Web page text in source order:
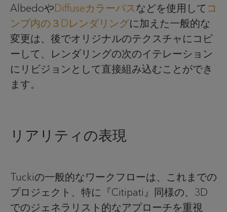
AlbedoやDiffuseカラーパスなどを使用して コ
ンプ内の３ Dレンダリングに加えた一般的な
変更は、後でオリジナルのテクスチャにコピ
ーして、レンダリングの次のイテレーション
にリビジョンとして直接組み込むことができ
ます。
リアリティの表現
Tuckiの一般的なワークフローは、これまでの
プロジェクト、特に『Citipati』同様の、3D
でのジェネラリスト的なアプローチを重視